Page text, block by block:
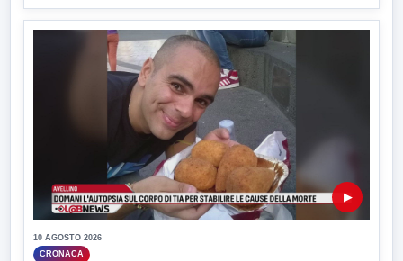
▶
10 AGOSTO 2026
CRONACA